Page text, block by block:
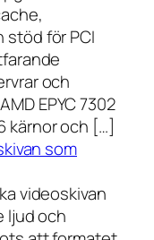
stöd för PCI
och
EPYC 7302
kärnor och […]
som
videoskivan
ljud och